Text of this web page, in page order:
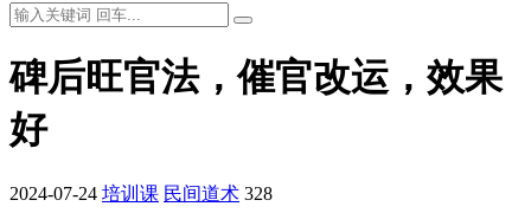
碑后旺官法，催官改运，效果
好
2024-07-24 培训课 民间道术 328